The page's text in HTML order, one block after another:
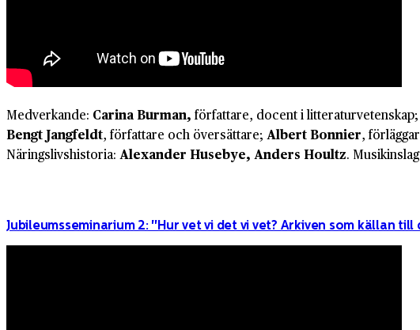
Medverkande: Carina Burman, författare, docent i litteraturvetenskap;
Bengt Jangfeldt, författare och översättare; Albert Bonnier,
Näringslivshistoria: Alexander Husebye, Anders Houltz.
Jubileumsseminarium 2: "Hur vet vi det vi vet? Arkiven som källan